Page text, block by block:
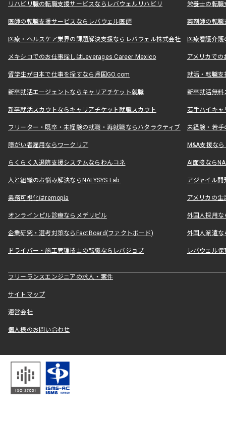
リハビリ職の転職支援サービスならレバウェルリハビリ 栄養士の転
医師の転職支援サービスならレバウェル医師 薬剤師の転
医療・ヘルスケア業界の課題解決支援ならレバウェル株式会社 医療看護介
メキシコでのお仕事探しはLeverages Career Mexico アメリカで
留学生が日本で仕事を探すなら帰国GO.com 就活・転職
新卒就活エージェントならキャリアチケット就職 新卒就活無料
新卒就活スカウトならキャリアチケット就職スカウト 若手ハイキ
フリーター・既卒・未経験の就職・再就職ならハタラクティブ 未経験・若手
障がい者雇用ならワークリア M&A支援な
らくらく入退院支援システムならわんコネ AI面接なら
人と組織のお悩み解決ならNALYSYS Lab. アジャイル
業務可視化はremopia アメリカの
オンラインピル診療ならメデリピル 外国人採用
企業研究・選考対策ならFactBoard(ファクトボード) 外国人派遣な
ドライバー・施工管理技士の転職ならレバジョブ レバウェル
フリーランスエンジニアの求人・案件
サイトマップ
運営会社
個人様のお問い合わせ